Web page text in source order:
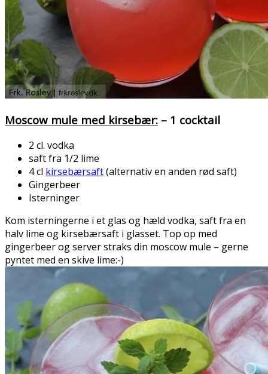
Moscow mule med kirsebær: – 1 cocktail
2 cl. vodka
saft fra 1/2 lime
4 cl kirsebærsaft(alternativ en anden rød saft)
Gingerbeer
Isterninger
Kom isterningerne i et glas og hæld vodka, saft fra en
halv lime og kirsebærsaft i glasset. Top op med
gingerbeer og server straks din moscow mule – gerne
pyntet med en skive lime:-)